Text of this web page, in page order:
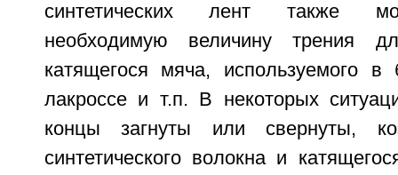
синтетических лент также
необходимую величину трения
катящегося мяча, используемого в
лакроссе и т.п. В некоторых
концы загнуты или свернуты,
синтетического волокна и